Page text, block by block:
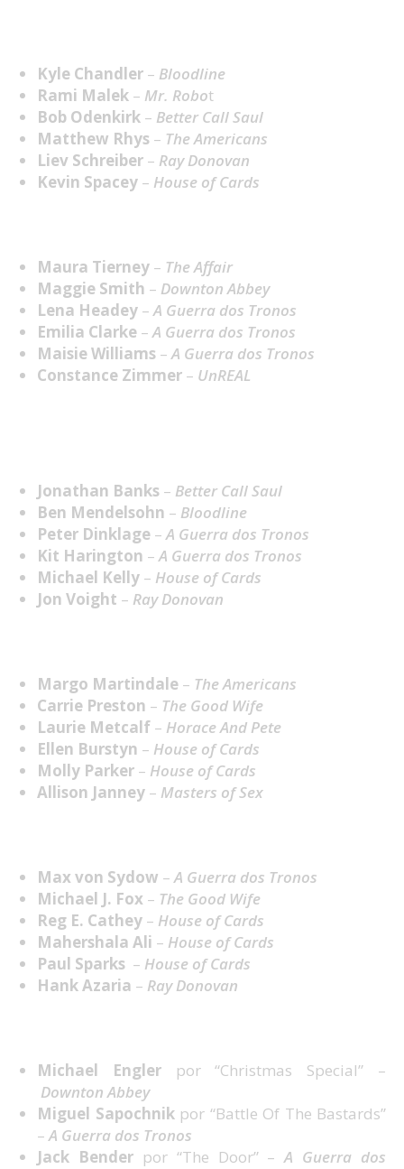
Kyle Chandler – Bloodline
Rami Malek – Mr. Robot
Bob Odenkirk – Better Call Saul
Matthew Rhys – The Americans
Liev Schreiber – Ray Donovan
Kevin Spacey – House of Cards
Maura Tierney – The Affair
Maggie Smith – Downton Abbey
Lena Headey –A Guerra dos Tronos
Emilia Clarke –A Guerra dos Tronos
Maisie Williams –A Guerra dos Tronos
Constance Zimmer – UnREAL
Jonathan Banks – Better Call Saul
Ben Mendelsohn – Bloodline
Peter Dinklage –A Guerra dos Tronos
Kit Harington –A Guerra dos Tronos
Michael Kelly – House of Cards
Jon Voight – Ray Donovan
Margo Martindale – The Americans
Carrie Preston – The Good Wife
Laurie Metcalf – Horace And Pete
Ellen Burstyn – House of Cards
Molly Parker – House of Cards
Allison Janney – Masters of Sex
Max von Sydow –A Guerra dos Tronos
Michael J. Fox – The Good Wife
Reg E. Cathey – House of Cards
Mahershala Ali – House of Cards
Paul Sparks – House of Cards
Hank Azaria – Ray Donovan
Michael Englerpor “Christmas Special” –
Downton Abbey
Miguel Sapochnikpor “Battle Of The Bastards”
–A Guerra dos Tronos
Jack Benderpor “The Door” –A Guerra dos